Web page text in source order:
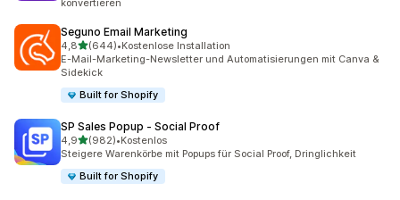
konvertieren
Seguno Email Marketing
4,8von 5 Sternen
(644)
644 Rezensionen insgesamt
•Kostenlose Installation
E-Mail-Marketing-Newsletter und Automatisierungen mit Canva &
Sidekick
Built for Shopify
SP Sales Popup ‑ Social Proof
4,9von 5 Sternen
(982)
982 Rezensionen insgesamt
•Kostenlos
Steigere Warenkörbe mit Popups für Social Proof, Dringlichkeit
Built for Shopify